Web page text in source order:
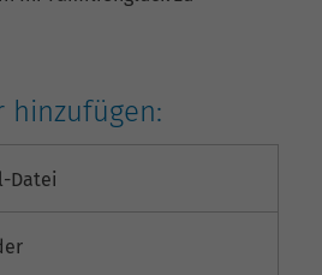
hinzufügen:
Datei